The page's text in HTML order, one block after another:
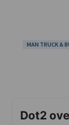
MAN TRUCK &